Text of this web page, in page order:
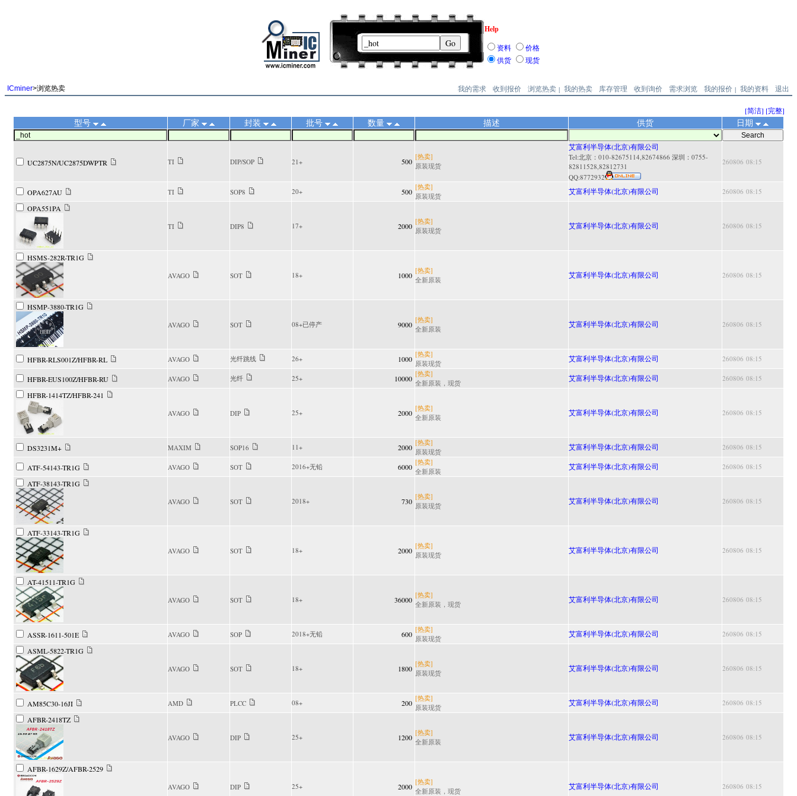
Help
资料
价格
供货
现货
ICminer>浏览热卖 我的需求 收到报价 浏览热卖 | 我的热卖 库存管理 收到询价 需求浏览 我的报价 | 我的资料 退出
[简洁] [完整]
型号 厂家 封装 批号 数量 描述 供货 日期
UC2875N/UC2875DWPTR TI DIP/SOP 21+ 500
[热卖]
原装现货
艾富利半导体(北京)有限公司
Tel:北京：010-82675114,82674866 深圳：0755-
82811528,82812731
QQ:8772932
260806 08:15
OPA627AU TI SOP8 20+ 500
[热卖]
原装现货
艾富利半导体(北京)有限公司 260806 08:15
OPA551PA
TI DIP8 17+ 2000
[热卖]
原装现货
艾富利半导体(北京)有限公司 260806 08:15
HSMS-282R-TR1G
AVAGO SOT 18+ 1000
[热卖]
全新原装
艾富利半导体(北京)有限公司 260806 08:15
HSMP-3880-TR1G
AVAGO SOT 08+已停产 9000
[热卖]
全新原装
艾富利半导体(北京)有限公司 260806 08:15
HFBR-RLS001Z/HFBR-RL AVAGO 光纤跳线 26+ 1000
[热卖]
原装现货
艾富利半导体(北京)有限公司 260806 08:15
HFBR-EUS100Z/HFBR-RU AVAGO 光纤 25+ 10000
[热卖]
全新原装，现货
艾富利半导体(北京)有限公司 260806 08:15
HFBR-1414TZ/HFBR-241
AVAGO DIP 25+ 2000
[热卖]
全新原装
艾富利半导体(北京)有限公司 260806 08:15
DS3231M+ MAXIM SOP16 11+ 2000
[热卖]
原装现货
艾富利半导体(北京)有限公司 260806 08:15
ATF-54143-TR1G AVAGO SOT 2016+无铅 6000
[热卖]
全新原装
艾富利半导体(北京)有限公司 260806 08:15
ATF-38143-TR1G
AVAGO SOT 2018+ 730
[热卖]
原装现货
艾富利半导体(北京)有限公司 260806 08:15
ATF-33143-TR1G
AVAGO SOT 18+ 2000
[热卖]
原装现货
艾富利半导体(北京)有限公司 260806 08:15
AT-41511-TR1G
AVAGO SOT 18+ 36000
[热卖]
全新原装，现货
艾富利半导体(北京)有限公司 260806 08:15
ASSR-1611-501E AVAGO SOP 2018+无铅 600
[热卖]
原装现货
艾富利半导体(北京)有限公司 260806 08:15
ASML-5822-TR1G
AVAGO SOT 18+ 1800
[热卖]
原装现货
艾富利半导体(北京)有限公司 260806 08:15
AM85C30-16JI AMD PLCC 08+ 200
[热卖]
原装现货
艾富利半导体(北京)有限公司 260806 08:15
AFBR-2418TZ
AVAGO DIP 25+ 1200
[热卖]
全新原装
艾富利半导体(北京)有限公司 260806 08:15
AFBR-1629Z/AFBR-2529
AVAGO DIP 25+ 2000
[热卖]
全新原装，现货
艾富利半导体(北京)有限公司 260806 08:15